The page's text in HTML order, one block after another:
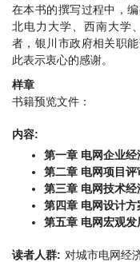
在本书的撰写过程中，
北电力大学、西南大学
者，银川市政府相关职
此表示衷心的感谢。
样章
书籍预览文件：
内容:
第一章 电网企业
第二章 电网项目
第三章 电网技术
第四章 电网设计
第五章 电网宏观
读者人群: 对城市电网经